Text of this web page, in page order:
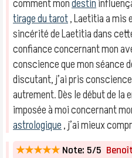
comment mondestin
tirage du tarot, Laetitia a mis
sincérité de Laetitia dans
confiance concernant mon
conscience que mon séance
discutant, j’ai pris
autrement. Dès le début de la
imposée à moi concernant
astrologique, j’ai mieux
★★★★★ Note: 5/5